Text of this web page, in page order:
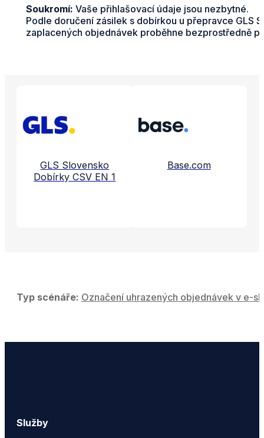
Soukromí: Vaše přihlašovací údaje jsou nezbytné.
Podle doručení zásilek s dobírkou u přepravce GLS
zaplacených objednávek proběhne bezprostředně
GLS Slovensko
Dobírky CSV EN 1
Base.com
Typ scénáře: Označení uhrazených objednávek v e-
Služby